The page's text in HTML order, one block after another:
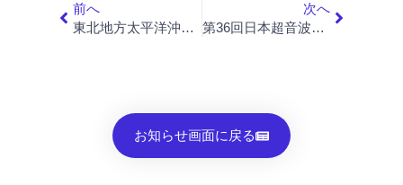
前へ
東北地方太平洋沖地震の影響に関するご連絡
次へ
第36回日本超音波検査学会 出展のご案内
お知らせ画面に戻る